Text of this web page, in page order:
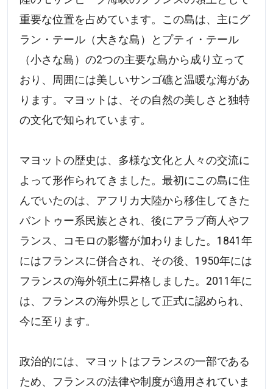
重要な位置を占めています。この島は、主にグ
ラン・テール（大きな島）とプティ・テール
（小さな島）の2つの主要な島から成り立って
おり、周囲には美しいサンゴ礁と温暖な海があ
ります。マヨットは、その自然の美しさと独特
の文化で知られています。
マヨットの歴史は、多様な文化と人々の交流に
よって形作られてきました。最初にこの島に住
んでいたのは、アフリカ大陸から移住してきた
バントゥー系民族とされ、後にアラブ商人やフ
ランス、コモロの影響が加わりました。1841年
にはフランスに併合され、その後、1950年には
フランスの海外領土に昇格しました。2011年に
は、フランスの海外県として正式に認められ、
今に至ります。
政治的には、マヨットはフランスの一部である
ため、フランスの法律や制度が適用されていま